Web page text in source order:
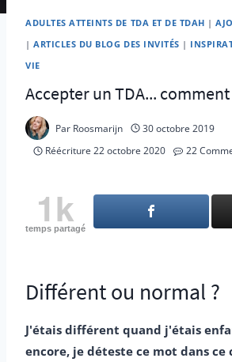
ADULTES ATTEINTS DE TDA ET DE TDAH |
|ARTICLES DU BLOG DES INVITÉS |
VIE
Accepter un TDA...
Par Roosmarijn
30 octobre 2019
Réécriture 22 octobre 2020 22
1k
temps partagé
Différent ou normal ?
J'étais différent quand j'étais
encore, je déteste ce mot dans ce